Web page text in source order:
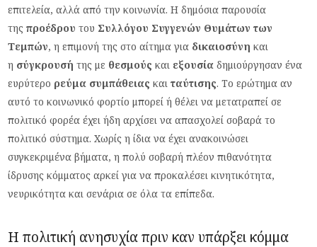
επιτελεία, αλλά από την κοινωνία. Η δημόσια παρουσία
τηςπροέδρου του Συλλόγου Συγγενών Θυμάτων των
Τεμπών, η επιμονή της στο αίτημα για δικαιοσύνη και
η σύγκρουσή της με θεσμούς και εξουσία δημιούργησαν ένα
ευρύτερο ρεύμα συμπάθειας καιταύτισης. Το ερώτημα αν
αυτό το κοινωνικό φορτίο μπορεί ή θέλει να μετατραπεί σε
πολιτικό φορέα έχει ήδη αρχίσει να απασχολεί σοβαρά το
πολιτικό σύστημα.Χωρίς η ίδια να έχει ανακοινώσει
συγκεκριμένα βήματα, η πολύ σοβαρή πλέον πιθανότητα
ίδρυσης κόμματος αρκεί για να προκαλέσει κινητικότητα,
νευρικότητα και σενάρια σε όλα τα επίπεδα.
Η πολιτική ανησυχία πριν καν υπάρξει κόμμα